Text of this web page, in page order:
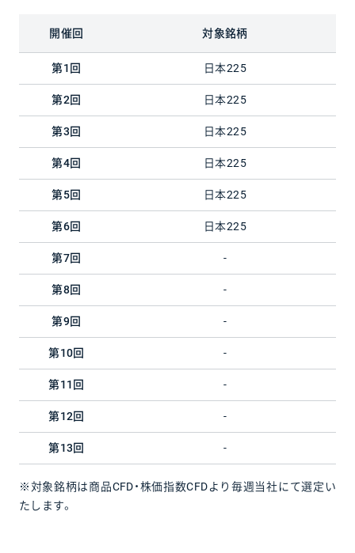
開催回 対象銘柄
第1回 日本225
第2回 日本225
第3回 日本225
第4回 日本225
第5回 日本225
第6回 日本225
第7回 -
第8回 -
第9回 -
第10回 -
第11回 -
第12回 -
第13回 -
※対象銘柄は商品CFD・株価指数CFDより毎週当社にて選定い
たします。